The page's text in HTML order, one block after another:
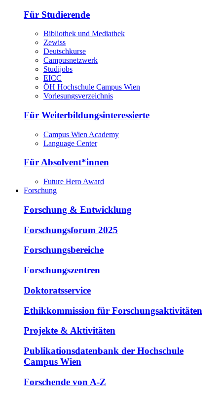
Für Studierende
Bibliothek und Mediathek
Zewiss
Deutschkurse
Campusnetzwerk
Studijobs
EICC
ÖH Hochschule Campus Wien
Vorlesungsverzeichnis
Für Weiterbildungsinteressierte
Campus Wien Academy
Language Center
Für Absolvent*innen
Future Hero Award
Forschung
Forschung & Entwicklung
Forschungsforum 2025
Forschungsbereiche
Forschungszentren
Doktoratsservice
Ethikkommission für Forschungsaktivitäten
Projekte & Aktivitäten
Publikationsdatenbank der Hochschule
Campus Wien
Forschende von A-Z